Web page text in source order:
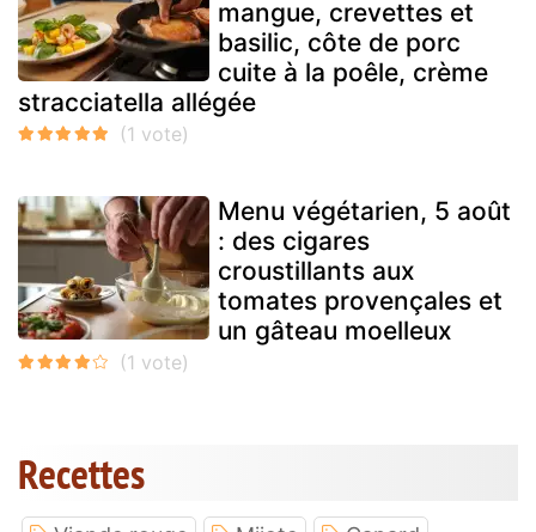
mangue, crevettes et
basilic, côte de porc
cuite à la poêle, crème
stracciatella allégée
Menu végétarien, 5 août
: des cigares
croustillants aux
tomates provençales et
un gâteau moelleux
Recettes